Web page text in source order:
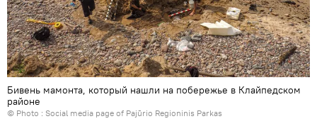
Бивень мамонта, который нашли на побережье в Клайпедском
районе
© Photo : Social media page of Pajūrio Regioninis Parkas